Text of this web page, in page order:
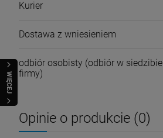
WIĘCEJ
Kurier
Dostawa z wniesieniem
odbiór osobisty (odbiór w siedzibie
firmy)
Opinie o produkcie (0)